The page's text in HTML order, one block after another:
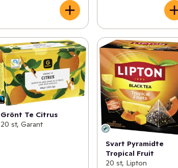
Grönt Te Citrus
20 st, Garant
Svart Pyramidte
Tropical Fruit
20 st, Lipton